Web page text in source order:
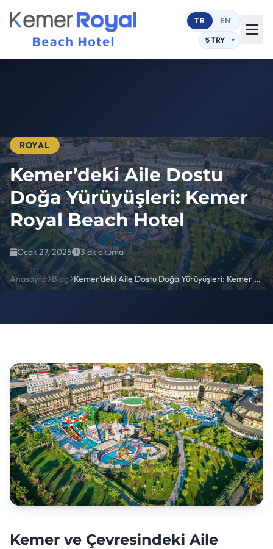
TR EN
ROYAL
Kemer’deki Aile Dostu
Doğa Yürüyüşleri: Kemer
Royal Beach Hotel
Ocak 27, 2025 3 dk okuma
Anasayfa Blog Kemer’deki Aile Dostu Doğa Yürüyüşleri: Kemer Royal Beach Hotel
Kemer ve Çevresindeki Aile